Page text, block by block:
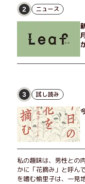
げたり、部屋でふたり
独身、幼なじみの変わ
2 ニュース
3 試し読み
私の趣味は、男性との
かに「花摘み」と呼
を嗜む愉里子は、一見